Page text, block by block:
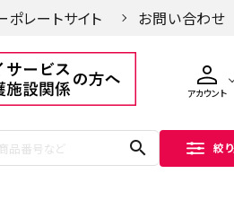
ポレートサイト お問い合わせ
アカウント
search 絞